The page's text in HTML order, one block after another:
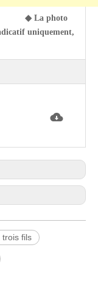
La photo
uniquement,
trois fils